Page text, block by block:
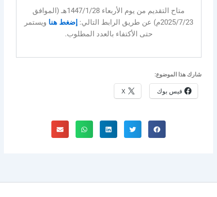
متاح التقديم من يوم الأربعاء 1447/1/28هـ (الموافق
2025/7/23م) عن طريق الرابط التالي:
إضغط هنا ويستمر
حتى الأكتفاء بالعدد المطلوب.
شارك هذا الموضوع:
فيس بوك X